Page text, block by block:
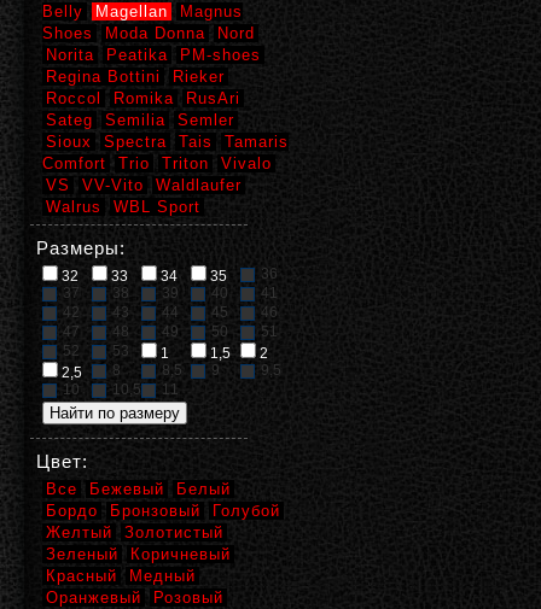
Belly
Magellan
Magnus
Shoes
Moda Donna
Nord
Norita
Peatika
PM-shoes
Regina Bottini
Rieker
Roccol
Romika
RusAri
Sateg
Semilia
Semler
Sioux
Spectra Tais
Tamaris
Comfort
Trio Triton
Vivalo
VS
VV-Vito
Waldlaufer
Walrus
WBL Sport
Размеры:
32 33 34 35
36
37
38 39 40
41
42
43 44 45
46
47
48 49 50
51
52
53 1 1,5
2
2,5
8 8,5 9
9,5
10
10,5 11
Цвет:
Все Бежевый
Белый
Бордо
Бронзовый
Голубой
Желтый
Золотистый
Зеленый
Коричневый
Красный
Медный
Оранжевый
Розовый